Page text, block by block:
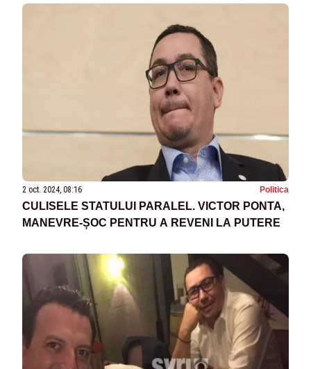
2 oct. 2024, 08:16 Politica
CULISELE STATULUI PARALEL. VICTOR PONTA,
MANEVRE-ȘOC PENTRU A REVENI LA PUTERE